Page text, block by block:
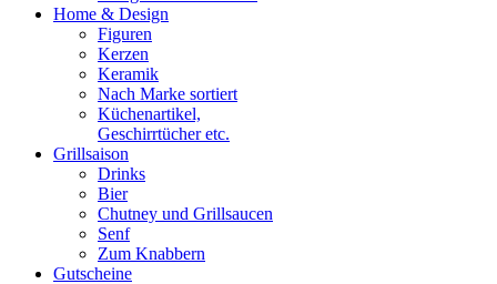
Home & Design
Figuren
Kerzen
Keramik
Nach Marke sortiert
Küchenartikel,
Geschirrtücher etc.
Grillsaison
Drinks
Bier
Chutney und Grillsaucen
Senf
Zum Knabbern
Gutscheine